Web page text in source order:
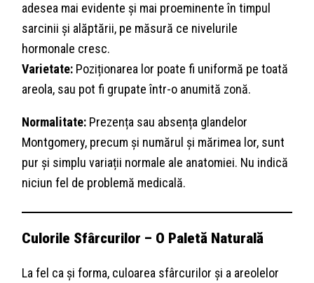
adesea mai evidente și mai proeminente în timpul
sarcinii și alăptării, pe măsură ce nivelurile
hormonale cresc.
Varietate: Poziționarea lor poate fi uniformă pe toată
areola, sau pot fi grupate într-o anumită zonă.
Normalitate: Prezența sau absența glandelor
Montgomery, precum și numărul și mărimea lor, sunt
pur și simplu variații normale ale anatomiei. Nu indică
niciun fel de problemă medicală.
Culorile Sfârcurilor – O Paletă Naturală
La fel ca și forma, culoarea sfârcurilor și a areolelor